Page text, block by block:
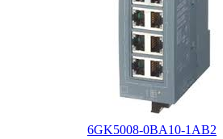
6GK5008-0BA10-1AB2